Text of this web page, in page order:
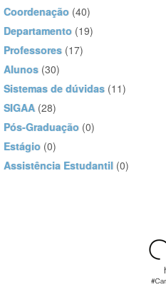
Coordenação (40)
Departamento (19)
Professores (17)
Alunos (30)
Sistemas de dúvidas (11)
SIGAA (28)
Pós-Graduação (0)
Estágio (0)
Assistência Estudantil (0)